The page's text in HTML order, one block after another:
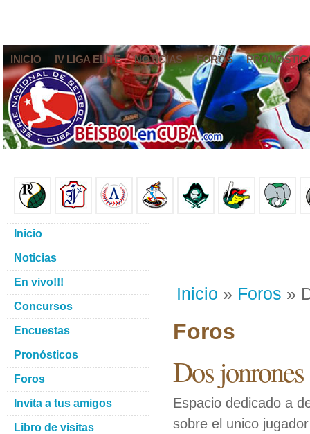
INICIO IV LIGA ELITE NOTICIAS FOROS
Inicio » Foros »
Foros
Dos
Espacio dedicado a
sobre el unico
Inicio
Noticias
En vivo!!!
Concursos
Encuestas
Pronósticos
Foros
Invita a tus amigos
Libro de visitas